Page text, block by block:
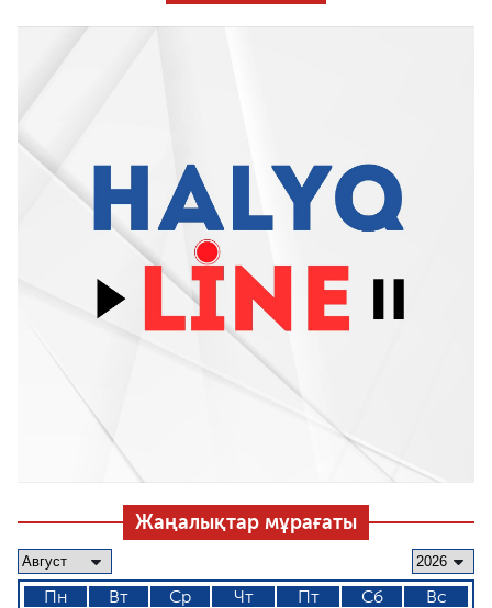
Жаңалықтар мұрағаты
Пн Вт Ср Чт Пт Сб
Вс